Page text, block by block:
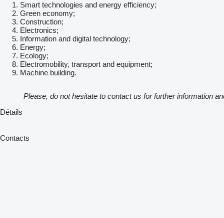
Smart technologies and energy efficiency;
Green economy;
Construction;
Electronics;
Information and digital technology;
Energy;
Ecology;
Electromobility, transport and equipment;
Machine building.
Please, do not hesitate to contact us for further information
Détails
Contacts